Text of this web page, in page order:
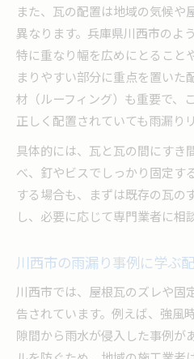
メンテナンス不足
正しい瓦の並べ方で雨
雨漏り防止に有効
瓦の正しい配置手
ズレない瓦配置で
並び方の違いがも
雨漏りリスク減ら
雨漏りが心配なら瓦配
雨漏りが気になる
配置の再確認で雨
雨漏り改善へ繋が
瓦配置の点検で雨
快適な暮らしへ導く実
また、瓦の配置は地域の気候や
異なります。兵庫県川西市のよ
特に重なり幅を広めにとること
まりやすい部分に重点を置いた
材（ルーフィング）も重要で、
正しく配置されていても雨漏り
具体的には、瓦と瓦の間にすき
べ、釘やビスでしっかり固定す
する場合も、まずは既存の瓦の
し、必要に応じて専門業者に相
川西市の雨漏り事例に学ぶ
川西市では、屋根瓦のズレや固
告されています。例えば、強風
隙間から雨水が侵入した事例が